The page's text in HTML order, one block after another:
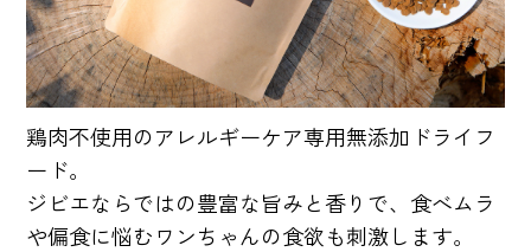
鶏肉不使用のアレルギーケア専用無添加ドライフ
ード。
ジビエならではの豊富な旨みと香りで、食べムラ
や偏食に悩むワンちゃんの食欲も刺激します。